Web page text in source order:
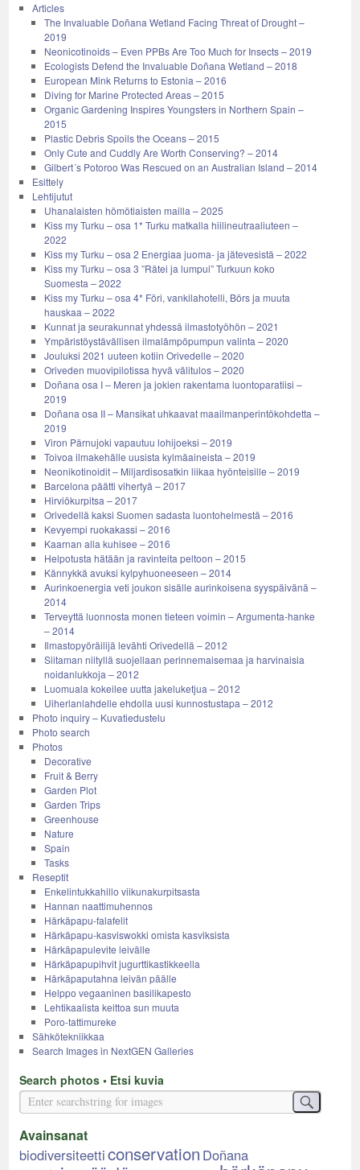
Articles
The Invaluable Doñana Wetland Facing Threat of Drought –
2019
Neonicotinoids – Even PPBs Are Too Much for Insects – 2019
Ecologists Defend the Invaluable Doñana Wetland – 2018
European Mink Returns to Estonia – 2016
Diving for Marine Protected Areas – 2015
Organic Gardening Inspires Youngsters in Northern Spain –
2015
Plastic Debris Spoils the Oceans – 2015
Only Cute and Cuddly Are Worth Conserving? – 2014
Gilbert´s Potoroo Was Rescued on an Australian Island – 2014
Esittely
Lehtijutut
Uhanalaisten hömötiaisten mailla – 2025
Kiss my Turku – osa 1* Turku matkalla hiilineutraaliuteen –
2022
Kiss my Turku – osa 2 Energiaa juoma- ja jätevesistä – 2022
Kiss my Turku – osa 3 ”Rätei ja lumpui” Turkuun koko
Suomesta – 2022
Kiss my Turku – osa 4* Föri, vankilahotelli, Börs ja muuta
hauskaa – 2022
Kunnat ja seurakunnat yhdessä ilmastotyöhön – 2021
Ympäristöystävällisen ilmalämpöpumpun valinta – 2020
Jouluksi 2021 uuteen kotiin Orivedelle – 2020
Oriveden muovipilotissa hyvä välitulos – 2020
Doñana osa I – Meren ja jokien rakentama luontoparatiisi –
2019
Doñana osa II – Mansikat uhkaavat maailmanperintökohdetta –
2019
Viron Pärnujoki vapautuu lohijoeksi – 2019
Toivoa ilmakehälle uusista kylmäaineista – 2019
Neonikotinoidit – Miljardisosatkin liikaa hyönteisille – 2019
Barcelona päätti vihertyä – 2017
Hirviökurpitsa – 2017
Orivedellä kaksi Suomen sadasta luontohelmestä – 2016
Kevyempi ruokakassi – 2016
Kaarnan alla kuhisee – 2016
Helpotusta hätään ja ravinteita peltoon – 2015
Kännykkä avuksi kylpyhuoneeseen – 2014
Aurinkoenergia veti joukon sisälle aurinkoisena syyspäivänä –
2014
Terveyttä luonnosta monen tieteen voimin – Argumenta-hanke
– 2014
Ilmastopyöräilijä levähti Orivedellä – 2012
Siitaman niityllä suojellaan perinnemaisemaa ja harvinaisia
noidanlukkoja – 2012
Luomuala kokeilee uutta jakeluketjua – 2012
Uiherlanlahdelle ehdolla uusi kunnostustapa – 2012
Photo inquiry – Kuvatiedustelu
Photo search
Photos
Decorative
Fruit & Berry
Garden Plot
Garden Trips
Greenhouse
Nature
Spain
Tasks
Reseptit
Enkelintukkahillo viikunakurpitsasta
Hannan naattimuhennos
Härkäpapu-falafelit
Härkäpapu-kasviswokki omista kasviksista
Härkäpapulevite leivälle
Härkäpapupihvit jugurttikastikkeella
Härkäpaputahna leivän päälle
Helppo vegaaninen basilikapesto
Lehtikaalista keittoa sun muuta
Poro-tattimureke
Sähkötekniikkaa
Search Images in NextGEN Galleries
Search photos • Etsi kuvia
Avainsanat
biodiversiteetticonservation Doñana